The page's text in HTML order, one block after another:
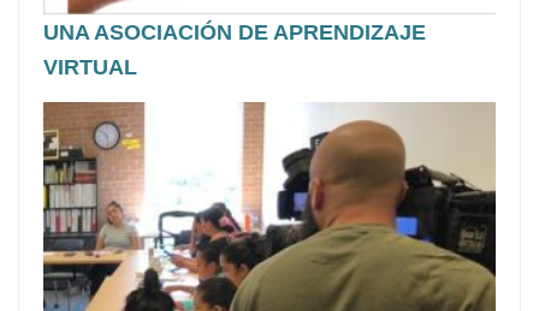
UNA ASOCIACIÓN DE APRENDIZAJE
VIRTUAL